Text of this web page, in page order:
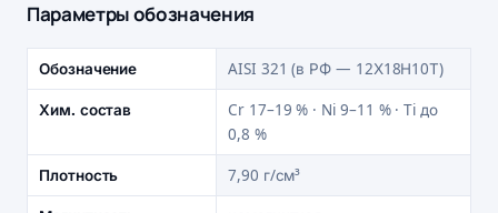
Параметры обозначения
Обозначение AISI 321 (в РФ — 12Х18Н10Т)
Хим. состав
Cr 17–19 % · Ni 9–11 % · Ti до
0,8 %
Плотность 7,90 г/см³